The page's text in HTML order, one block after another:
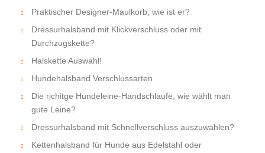
Praktischer Designer-Maulkorb, wie ist er?
Dressurhalsband mit Klickverschluss oder mit
Durchzugskette?
Halskette Auswahl!
Hundehalsband Verschlussarten
Die richitge Hundeleine-Handschlaufe, wie wählt man
gute Leine?
Dressurhalsband mit Schnellverschluss auszuwählen?
Kettenhalsband für Hunde aus Edelstahl oder